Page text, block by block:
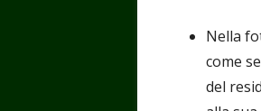
Nella
come
del